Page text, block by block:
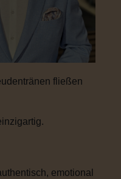
fließen
emotional